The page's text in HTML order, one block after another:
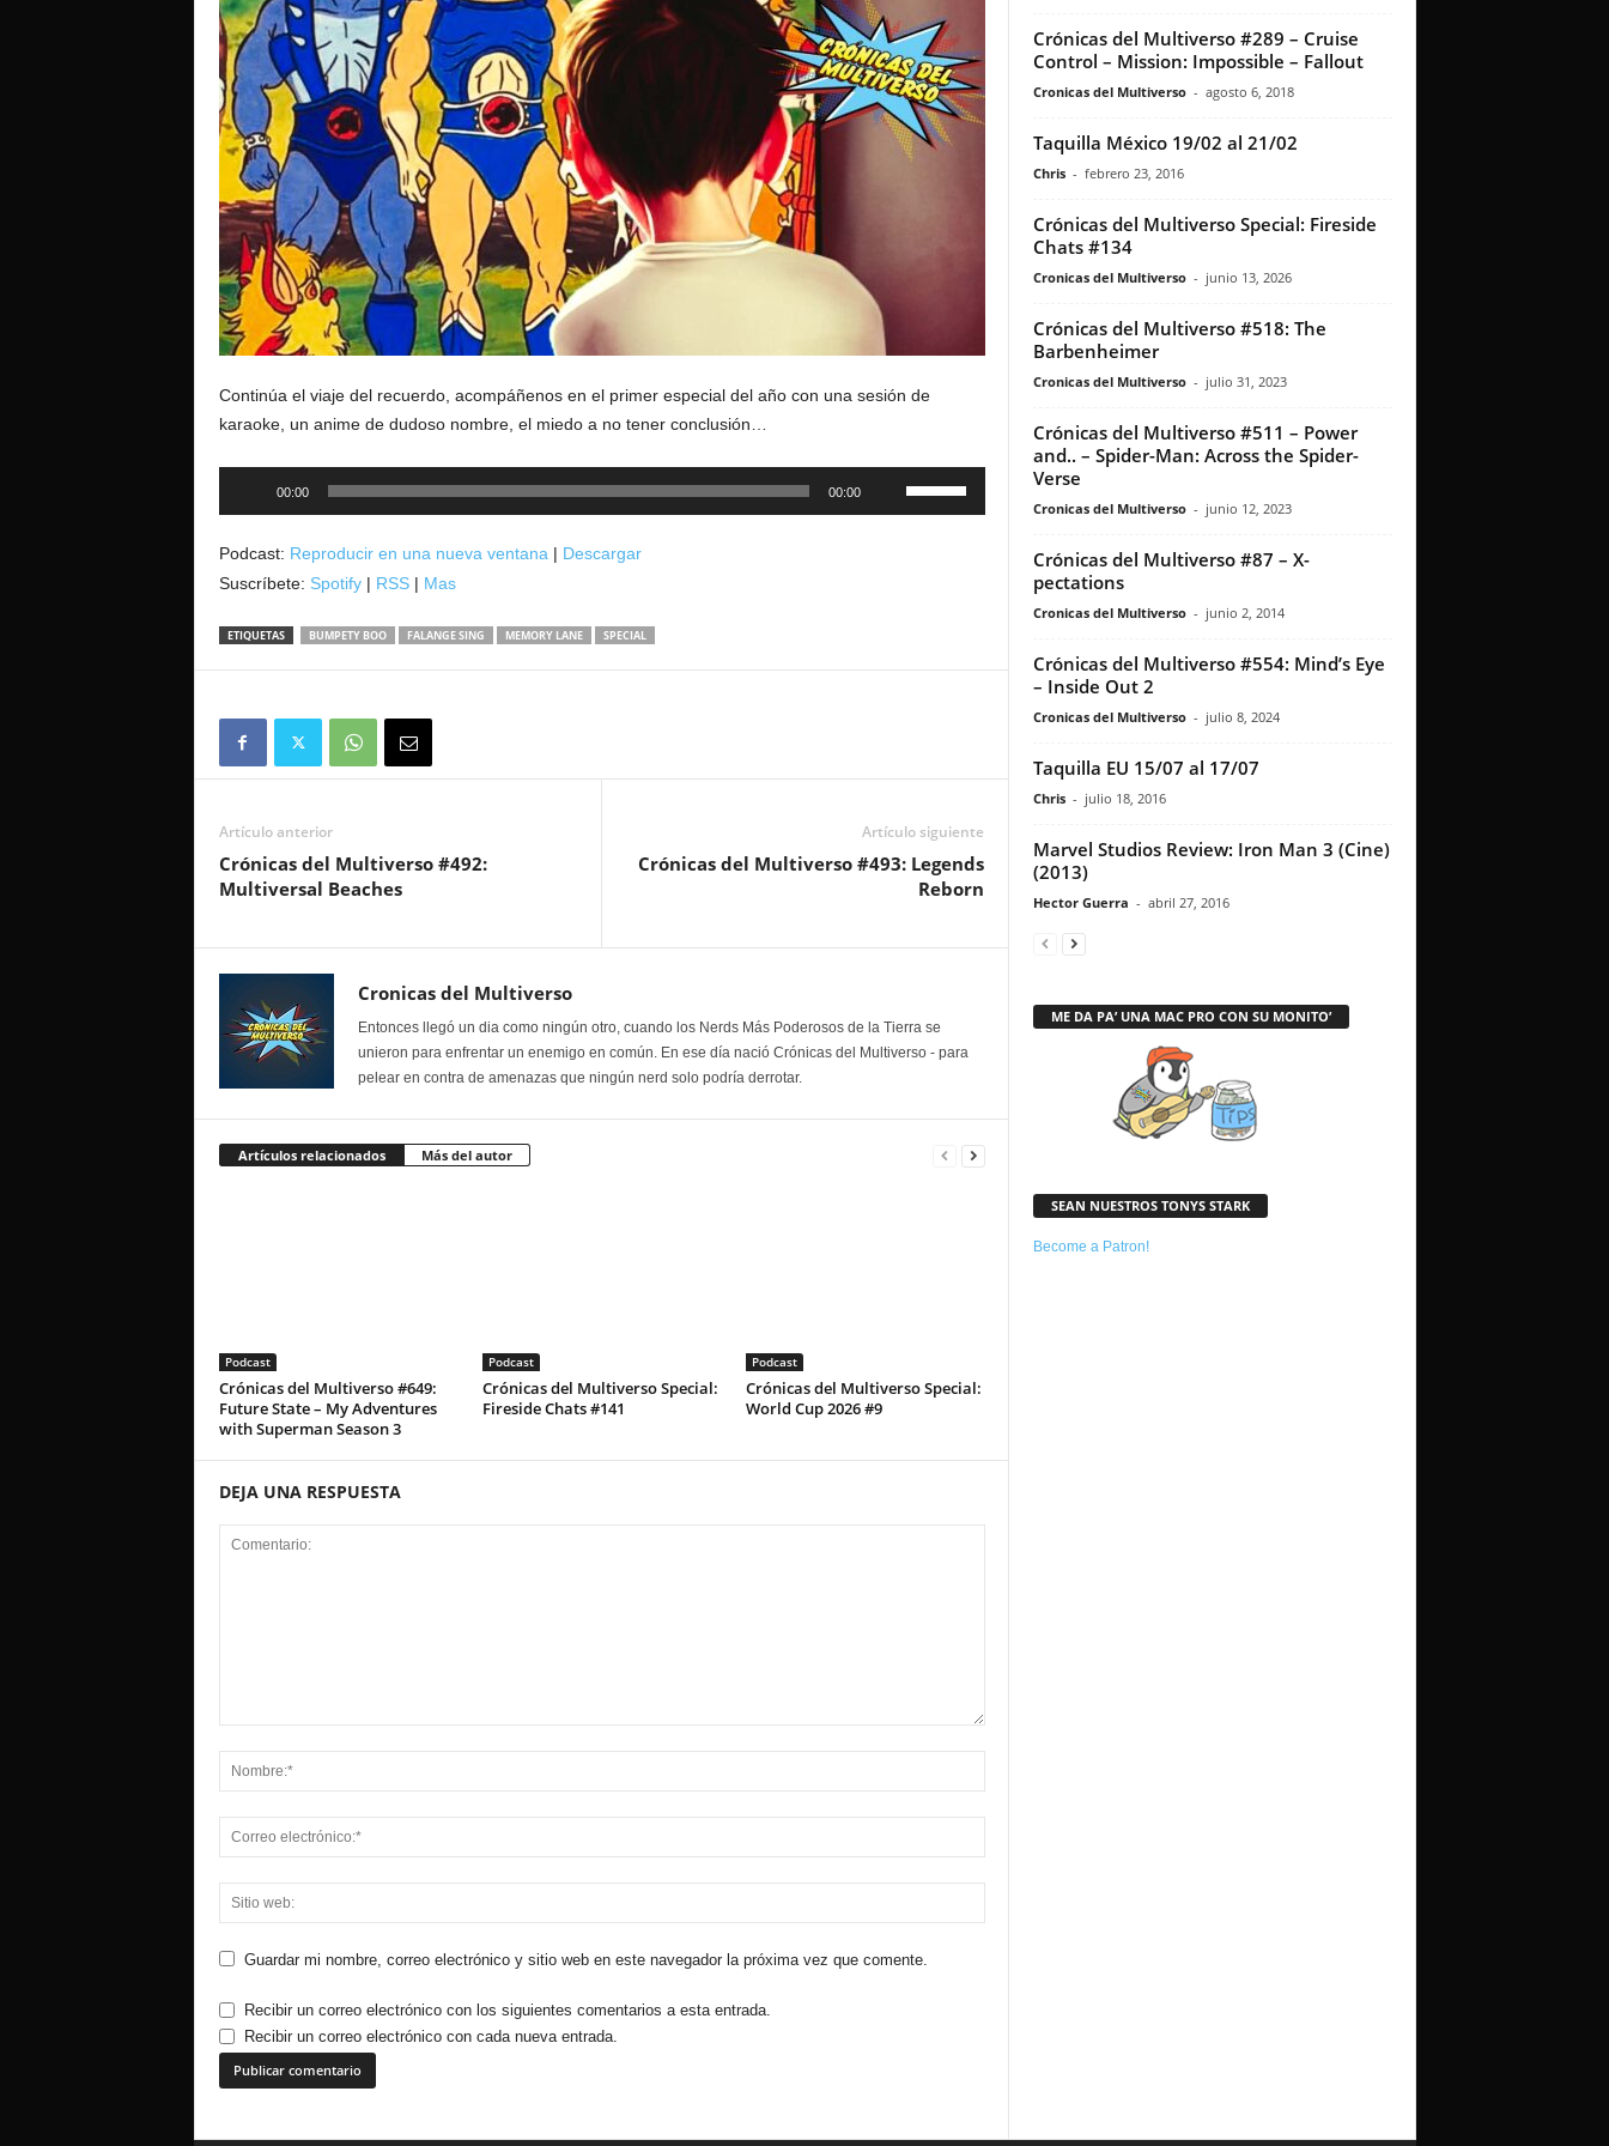
Continúa el viaje del recuerdo, acompáñenos en el primer especial del año con una sesión de
karaoke, un anime de dudoso nombre, el miedo a no tener conclusión…
00:00 00:00
Podcast: Reproducir en una nueva ventana| Descargar
Suscríbete: Spotify| RSS| Mas
ETIQUETAS BUMPETY BOO FALANGE SING MEMORY LANE SPECIAL
Artículo anterior
Crónicas del Multiverso #492:
Multiversal Beaches
Artículo siguiente
Crónicas del Multiverso #493: Legends
Reborn
Cronicas del Multiverso
Entonces llegó un dia como ningún otro, cuando los Nerds Más Poderosos de la Tierra se
unieron para enfrentar un enemigo en común. En ese día nació Crónicas del Multiverso - para
pelear en contra de amenazas que ningún nerd solo podría derrotar.
Artículos relacionados Más del autor
Podcast
Crónicas del Multiverso #649:
Future State – My Adventures
with Superman Season 3
Podcast
Crónicas del Multiverso Special:
Fireside Chats #141
Podcast
Crónicas del Multiverso Special:
World Cup 2026 #9
DEJA UNA RESPUESTA
Guardar mi nombre, correo electrónico y sitio web en este navegador la próxima vez que comente.
Recibir un correo electrónico con los siguientes comentarios a esta entrada.
Recibir un correo electrónico con cada nueva entrada.
Crónicas del Multiverso #289 – Cruise
Control – Mission: Impossible – Fallout
Cronicas del Multiverso - agosto 6, 2018
Taquilla México 19/02 al 21/02
Chris - febrero 23, 2016
Crónicas del Multiverso Special: Fireside
Chats #134
Cronicas del Multiverso - junio 13, 2026
Crónicas del Multiverso #518: The
Barbenheimer
Cronicas del Multiverso - julio 31, 2023
Crónicas del Multiverso #511 – Power
and.. – Spider-Man: Across the Spider-
Verse
Cronicas del Multiverso - junio 12, 2023
Crónicas del Multiverso #87 – X-
pectations
Cronicas del Multiverso - junio 2, 2014
Crónicas del Multiverso #554: Mind’s Eye
– Inside Out 2
Cronicas del Multiverso - julio 8, 2024
Taquilla EU 15/07 al 17/07
Chris - julio 18, 2016
Marvel Studios Review: Iron Man 3 (Cine)
(2013)
Hector Guerra - abril 27, 2016
ME DA PA’ UNA MAC PRO CON SU MONITO’
SEAN NUESTROS TONYS STARK
Become a Patron!